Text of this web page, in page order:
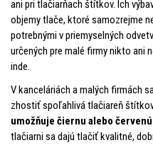
ani pri tlačiarňach štítkov. Ich
objemy tlače, ktoré samozrejme
potrebnými v priemyselných
určených pre malé firmy nikto ani
inde.
V kanceláriách a malých firmách
zhostiť spoľahlivá tlačiareň
umožňuje čiernu alebo
tlačiarni sa dajú tlačiť kvalitné,